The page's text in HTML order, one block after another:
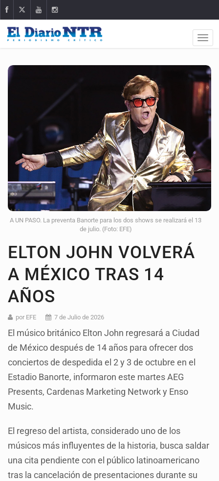
A UN PASO. La preventa Banorte para los dos shows se realizará el 13
de julio. (Foto: EFE)
ELTON JOHN VOLVERÁ
A MÉXICO TRAS 14
AÑOS
por EFE 7 de Julio de 2026
El músico británico Elton John regresará a Ciudad
de México después de 14 años para ofrecer dos
conciertos de despedida el 2 y 3 de octubre en el
Estadio Banorte, informaron este martes AEG
Presents, Cardenas Marketing Network y Enso
Music.
El regreso del artista, considerado uno de los
músicos más influyentes de la historia, busca saldar
una cita pendiente con el público latinoamericano
tras la cancelación de presentaciones durante su